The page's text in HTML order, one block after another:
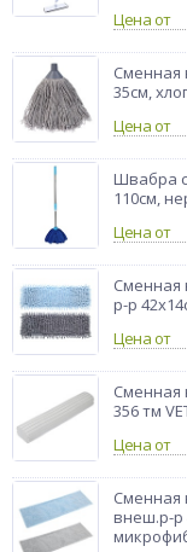
Цена от
Сменная
35см,
Цена от
Швабра
110см,
Цена от
Сменная
р-р
Цена от
Сменная
356 тм
Цена от
Сменная
внеш.р-р